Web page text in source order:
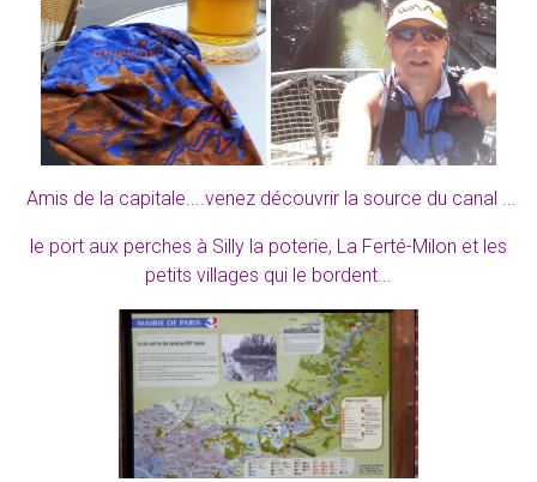
Amis de la capitale....venez découvrir la source du canal ...
le port aux perches à Silly la poterie, La Ferté-Milon et les
petits villages qui le bordent...